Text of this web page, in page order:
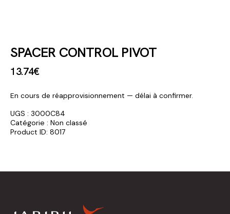
SPACER CONTROL PIVOT
13.74€
En cours de réapprovisionnement — délai à confirmer.
UGS : 3000C84
Catégorie : Non classé
Product ID: 8017